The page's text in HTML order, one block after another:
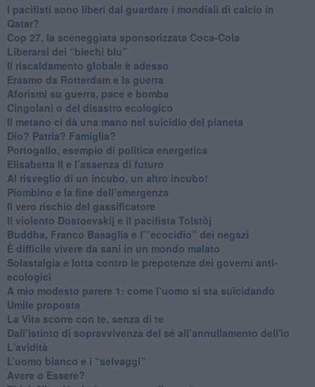
​I pacifisti sono liberi dal guardare i mondiali di calcio in
Qatar?
​Cop 27, la sceneggiata sponsorizzata Coca-Cola
​Liberarsi dei “biechi blu”
Il riscaldamento globale è adesso
​Erasmo da Rotterdam e la guerra
​Aforismi su guerra, pace e bomba
Cingolani o del disastro ecologico
​Il metano ci dà una mano nel suicidio del pianeta
​Dio? Patria? Famiglia?
Portogallo, esempio di politica energetica
​Elisabetta II e l’assenza di futuro
Al risveglio di un incubo, un altro incubo!
​Piombino e la fine dell’emergenza
​Il vero rischio del gassificatore
​Il violento Dostoevskij e il pacifista Tolstòj
​Buddha, Franco Basaglia e l’”ecocidio” dei negazi
​È difficile vivere da sani in un mondo malato
Solastalgia e lotta contro le prepotenze dei governi anti-
ecologici
​A mio modesto parere 1: come l’uomo si sta suicidando
​Umile proposta
​La Vita scorre con te, senza di te
​Dall’istinto di sopravvivenza del sé all’annullamento dell'io
L'avidità
​L’uomo bianco e i “selvaggi”
​Avere o Essere?